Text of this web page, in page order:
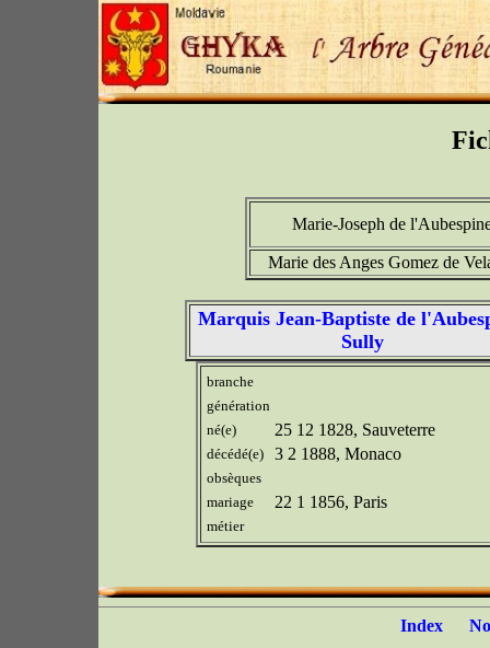
Marie-Joseph de
Marie des Anges Gomez de
Marquis Jean-Baptiste de
Sully
branche
génération
né(e)
25 12 1828, Sauveterre
décédé(e) 3 2 1888, Monaco
obsèques
mariage
22 1 1856, Paris
métier
Index